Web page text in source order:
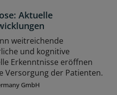
Aktuelle
weitreichende
und kognitive
Erkenntnisse eröffnen
Versorgung der Patienten.
GmbH